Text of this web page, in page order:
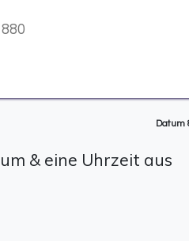
Datum
& eine Uhrzeit aus